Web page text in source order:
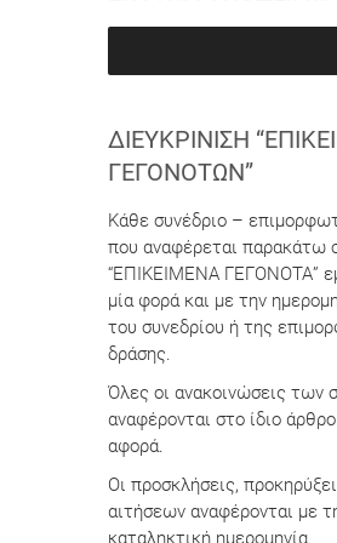
ΔΙΕΥΚΡΊΝΙΣΗ
ΓΕΓΟΝΌΤΩΝ”
Κάθε συνέδριο –
που αναφέρεται παρακάτω
“ΕΠΙΚΕΙΜΕΝΑ ΓΕΓΟΝΟΤΑ”
μία φορά και με την
του συνεδρίου ή της
δράσης.
Όλες οι ανακοινώσεις των
αναφέρονται στο ίδιο
αφορά.
Οι προσκλήσεις,
αιτήσεων αναφέρονται με
καταληκτική ημερομηνία.